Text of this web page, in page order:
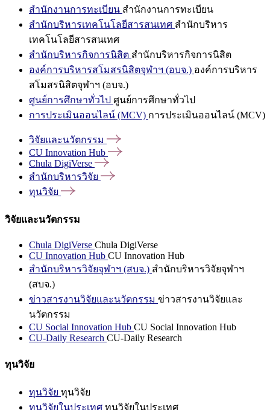
สำนักงานการทะเบียน สำนักงานการทะเบียน
สำนักบริหารเทคโนโลยีสารสนเทศ สำนักบริหาร
เทคโนโลยีสารสนเทศ
สำนักบริหารกิจการนิสิต สำนักบริหารกิจการนิสิต
องค์การบริหารสโมสรนิสิตจุฬาฯ (อบจ.) องค์การบริหาร
สโมสรนิสิตจุฬาฯ (อบจ.)
ศูนย์การศึกษาทั่วไป ศูนย์การศึกษาทั่วไป
การประเมินออนไลน์ (MCV) การประเมินออนไลน์ (MCV)
วิจัยและนวัตกรรม
CU Innovation Hub
Chula DigiVerse
สำนักบริหารวิจัย
ทุนวิจัย
วิจัยและนวัตกรรม
Chula DigiVerse Chula DigiVerse
CU Innovation Hub CU Innovation Hub
สำนักบริหารวิจัยจุฬาฯ (สบจ.) สำนักบริหารวิจัยจุฬาฯ
(สบจ.)
ข่าวสารงานวิจัยและนวัตกรรม ข่าวสารงานวิจัยและ
นวัตกรรม
CU Social Innovation Hub CU Social Innovation Hub
CU-Daily Research CU-Daily Research
ทุนวิจัย
ทุนวิจัย ทุนวิจัย
ทุนวิจัยในประเทศ ทุนวิจัยในประเทศ